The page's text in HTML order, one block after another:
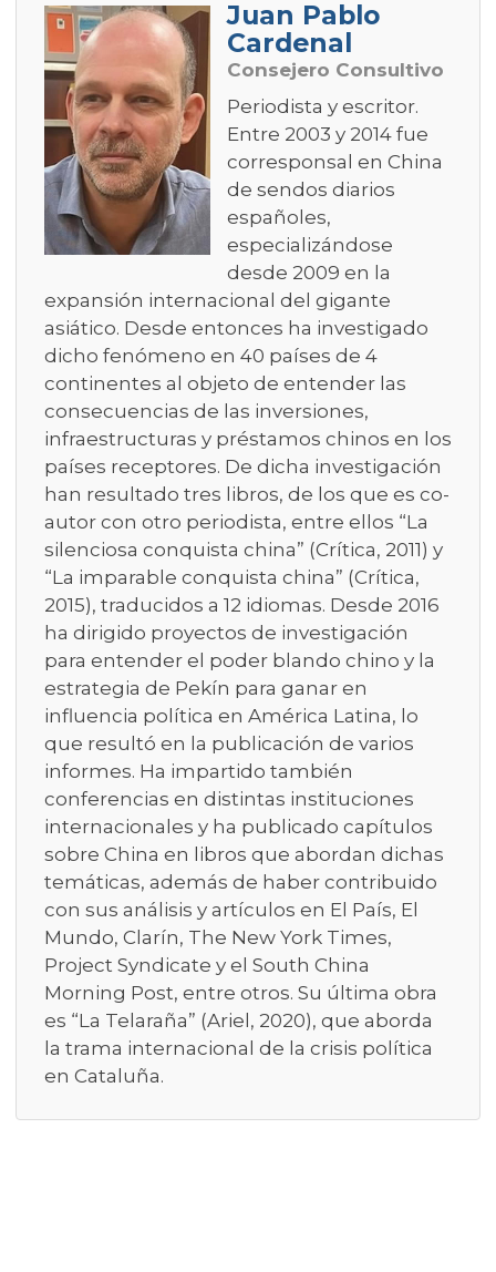
Juan Pablo
Cardenal
Consejero Consultivo
Periodista y escritor.
Entre 2003 y 2014 fue
corresponsal en China
de sendos diarios
españoles,
especializándose
desde 2009 en la
expansión internacional del gigante
asiático. Desde entonces ha investigado
dicho fenómeno en 40 países de 4
continentes al objeto de entender las
consecuencias de las inversiones,
infraestructuras y préstamos chinos en los
países receptores. De dicha investigación
han resultado tres libros, de los que es co-
autor con otro periodista, entre ellos “La
silenciosa conquista china” (Crítica, 2011) y
“La imparable conquista china” (Crítica,
2015), traducidos a 12 idiomas. Desde 2016
ha dirigido proyectos de investigación
para entender el poder blando chino y la
estrategia de Pekín para ganar en
influencia política en América Latina, lo
que resultó en la publicación de varios
informes. Ha impartido también
conferencias en distintas instituciones
internacionales y ha publicado capítulos
sobre China en libros que abordan dichas
temáticas, además de haber contribuido
con sus análisis y artículos en El País, El
Mundo, Clarín, The New York Times,
Project Syndicate y el South China
Morning Post, entre otros. Su última obra
es “La Telaraña” (Ariel, 2020), que aborda
la trama internacional de la crisis política
en Cataluña.